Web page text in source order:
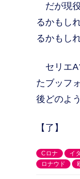
だが現役
るかもし
るかもし
セリエA
たブッフ
後どのよ
【了】
Cロナ イ
ロナウド